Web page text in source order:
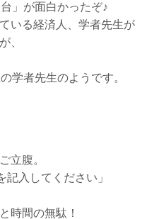
」が面白かったぞ♪
いる経済人、学者先生が
、
学者先生のようです。
立腹。
記入してください」
時間の無駄！